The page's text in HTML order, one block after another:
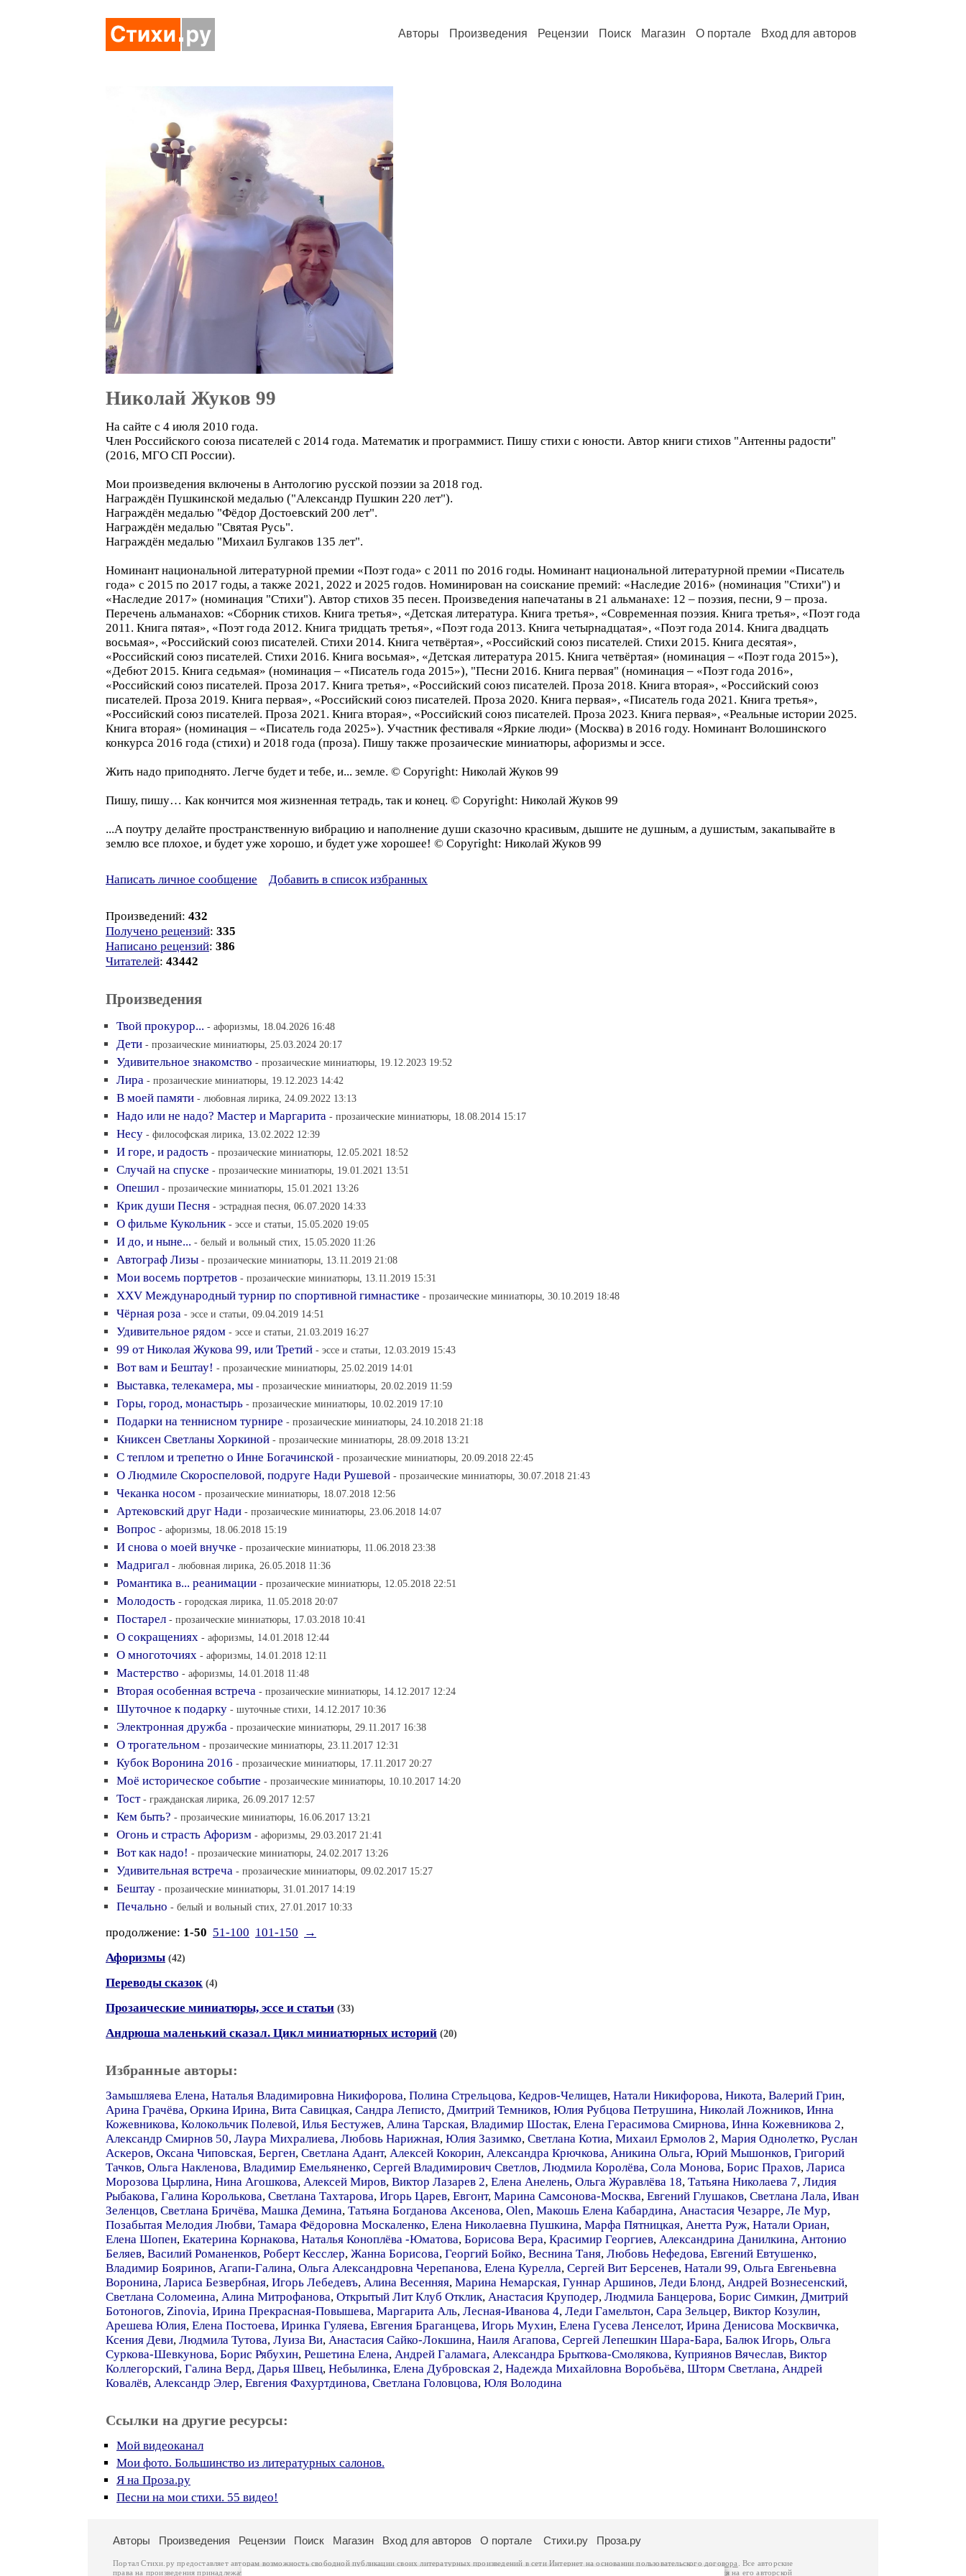
Авторы Произведения Рецензии Поиск Магазин О портале Вход для авторов
Николай Жуков 99
На сайте с 4 июля 2010 года.
Член Российского союза писателей с 2014 года. Математик и программист. Пишу стихи с юности. Автор книги стихов "Антенны радости"
(2016, МГО СП Росcии).
Мои произведения включены в Антологию русской поэзии за 2018 год.
Награждён Пушкинской медалью ("Александр Пушкин 220 лет").
Награждён медалью "Фёдор Достоевский 200 лет".
Награждён медалью "Святая Русь".
Награждён медалью "Михаил Булгаков 135 лет".
Номинант национальной литературной премии «Поэт года» с 2011 по 2016 годы. Номинант национальной литературной премии «Писатель
года» с 2015 по 2017 годы, а также 2021, 2022 и 2025 годов. Номинирован на соискание премий: «Наследие 2016» (номинация "Стихи") и
«Наследие 2017» (номинация "Стихи"). Автор стихов 35 песен. Произведения напечатаны в 21 альманахе: 12 – поэзия, песни, 9 – проза.
Перечень альманахов: «Сборник стихов. Книга третья», «Детская литература. Книга третья», «Современная поэзия. Книга третья», «Поэт года
2011. Книга пятая», «Поэт года 2012. Книга тридцать третья», «Поэт года 2013. Книга четырнадцатая», «Поэт года 2014. Книга двадцать
восьмая», «Российский союз писателей. Стихи 2014. Книга четвёртая», «Российский союз писателей. Стихи 2015. Книга десятая»,
«Российский союз писателей. Стихи 2016. Книга восьмая», «Детская литература 2015. Книга четвёртая» (номинация – «Поэт года 2015»),
«Дебют 2015. Книга седьмая» (номинация – «Писатель года 2015»), "Песни 2016. Книга первая" (номинация – «Поэт года 2016»,
«Российский союз писателей. Проза 2017. Книга третья», «Российский союз писателей. Проза 2018. Книга вторая», «Российский союз
писателей. Проза 2019. Книга первая», «Российский союз писателей. Проза 2020. Книга первая», «Писатель года 2021. Книга третья»,
«Российский союз писателей. Проза 2021. Книга вторая», «Российский союз писателей. Проза 2023. Книга первая», «Реальные истории 2025.
Книга вторая» (номинация – «Писатель года 2025»). Участник фестиваля «Яркие люди» (Москва) в 2016 году. Номинант Волошинского
конкурса 2016 года (стихи) и 2018 года (проза). Пишу также прозаические миниатюры, афоризмы и эссе.
Жить надо приподнято. Легче будет и тебе, и... земле. © Copyright: Николай Жуков 99
Пишу, пишу… Как кончится моя жизненная тетрадь, так и конец. © Copyright: Николай Жуков 99
...А поутpу делайте пpостpанственную вибpацию и наполнение души сказочно кpасивым, дышите не душным, а душистым, закапывайте в
землю все плохое, и будет уже хоpошо, и будет уже хоpошее! © Copyright: Николай Жуков 99
Написать личное сообщение Добавить в список избранных
Произведений: 432
Получено рецензий: 335
Написано рецензий: 386
Читателей: 43442
Произведения
Твой прокурор... - афоризмы, 18.04.2026 16:48
Дети - прозаические миниатюры, 25.03.2024 20:17
Удивительное знакомство - прозаические миниатюры, 19.12.2023 19:52
Лира - прозаические миниатюры, 19.12.2023 14:42
В моей памяти - любовная лирика, 24.09.2022 13:13
Надо или не надо? Мастер и Маргарита - прозаические миниатюры, 18.08.2014 15:17
Несу - философская лирика, 13.02.2022 12:39
И горе, и радость - прозаические миниатюры, 12.05.2021 18:52
Случай на спуске - прозаические миниатюры, 19.01.2021 13:51
Опешил - прозаические миниатюры, 15.01.2021 13:26
Крик души Песня - эстрадная песня, 06.07.2020 14:33
О фильме Кукольник - эссе и статьи, 15.05.2020 19:05
И до, и ныне... - белый и вольный стих, 15.05.2020 11:26
Автограф Лизы - прозаические миниатюры, 13.11.2019 21:08
Мои восемь портретов - прозаические миниатюры, 13.11.2019 15:31
XXV Международный турнир по спортивной гимнастике - прозаические миниатюры, 30.10.2019 18:48
Чёрная роза - эссе и статьи, 09.04.2019 14:51
Удивительное рядом - эссе и статьи, 21.03.2019 16:27
99 от Николая Жукова 99, или Третий - эссе и статьи, 12.03.2019 15:43
Вот вам и Бештау! - прозаические миниатюры, 25.02.2019 14:01
Выставка, телекамера, мы - прозаические миниатюры, 20.02.2019 11:59
Горы, город, монастырь - прозаические миниатюры, 10.02.2019 17:10
Подарки на теннисном турнире - прозаические миниатюры, 24.10.2018 21:18
Книксен Светланы Хоркиной - прозаические миниатюры, 28.09.2018 13:21
С теплом и трепетно о Инне Богачинской - прозаические миниатюры, 20.09.2018 22:45
О Людмиле Скороспеловой, подруге Нади Рушевой - прозаические миниатюры, 30.07.2018 21:43
Чеканка носом - прозаические миниатюры, 18.07.2018 12:56
Артековский друг Нади - прозаические миниатюры, 23.06.2018 14:07
Вопрос - афоризмы, 18.06.2018 15:19
И снова о моей внучке - прозаические миниатюры, 11.06.2018 23:38
Мадригал - любовная лирика, 26.05.2018 11:36
Романтика в... реанимации - прозаические миниатюры, 12.05.2018 22:51
Молодость - городская лирика, 11.05.2018 20:07
Постарел - прозаические миниатюры, 17.03.2018 10:41
О сокращениях - афоризмы, 14.01.2018 12:44
О многоточиях - афоризмы, 14.01.2018 12:11
Мастерство - афоризмы, 14.01.2018 11:48
Вторая особенная встреча - прозаические миниатюры, 14.12.2017 12:24
Шуточное к подарку - шуточные стихи, 14.12.2017 10:36
Электронная дружба - прозаические миниатюры, 29.11.2017 16:38
О трогательном - прозаические миниатюры, 23.11.2017 12:31
Кубок Воронина 2016 - прозаические миниатюры, 17.11.2017 20:27
Моё историческое событие - прозаические миниатюры, 10.10.2017 14:20
Тост - гражданская лирика, 26.09.2017 12:57
Кем быть? - прозаические миниатюры, 16.06.2017 13:21
Огонь и страсть Афоризм - афоризмы, 29.03.2017 21:41
Вот как надо! - прозаические миниатюры, 24.02.2017 13:26
Удивительная встреча - прозаические миниатюры, 09.02.2017 15:27
Бештау - прозаические миниатюры, 31.01.2017 14:19
Печально - белый и вольный стих, 27.01.2017 10:33
продолжение: 1-50 51-100 101-150
→
Афоризмы (42)
Переводы сказок (4)
Прозаические миниатюры, эссе и статьи (33)
Андрюша маленький сказал. Цикл миниатюрных историй (20)
Избранные авторы:
Замышляева Елена, Наталья Владимировна Никифорова, Полина Стрельцова, Кедров-Челищев, Натали Никифорова, Никота, Валерий Грин,
Арина Грачёва, Оркина Ирина, Вита Савицкая, Сандра Леписто, Дмитрий Темников, Юлия Рубцова Петрушина, Николай Ложников, Инна
Кожевникова, Колокольчик Полевой, Илья Бестужев, Алина Тарская, Владимир Шостак, Елена Герасимова Смирнова, Инна Кожевникова 2,
Александр Смирнов 50, Лаура Михралиева, Любовь Нарижная, Юлия Зазимко, Светлана Котиа, Михаил Ермолов 2, Мария Однолетко, Руслан
Аскеров, Оксана Чиповская, Берген, Светлана Адант, Алексей Кокорин, Александра Крючкова, Аникина Ольга, Юрий Мышонков, Григорий
Тачков, Ольга Накленова, Владимир Емельяненко, Сергей Владимирович Светлов, Людмила Королёва, Сола Монова, Борис Прахов, Лариса
Морозова Цырлина, Нина Агошкова, Алексей Миров, Виктор Лазарев 2, Елена Анелень, Ольга Журавлёва 18, Татьяна Николаева 7, Лидия
Рыбакова, Галина Королькова, Светлана Тахтарова, Игорь Царев, Евгонт, Марина Самсонова-Москва, Евгений Глушаков, Светлана Лала, Иван
Зеленцов, Светлана Бричёва, Машка Демина, Татьяна Богданова Аксенова, Olen, Макошь Елена Кабардина, Анастасия Чезарре, Ле Мур,
Позабытая Мелодия Любви, Тамара Фёдоровна Москаленко, Елена Николаевна Пушкина, Марфа Пятницкая, Анетта Руж, Натали Ориан,
Елена Шопен, Екатерина Корнакова, Наталья Коноплёва -Юматова, Борисова Вера, Красимир Георгиев, Александрина Данилкина, Антонио
Беляев, Василий Романенков, Роберт Кесслер, Жанна Борисова, Георгий Бойко, Веснина Таня, Любовь Нефедова, Евгений Евтушенко,
Владимир Бояринов, Агапи-Галина, Ольга Александровна Черепанова, Елена Курелла, Сергей Вит Берсенев, Натали 99, Ольга Евгеньевна
Воронина, Лариса Безвербная, Игорь Лебедевъ, Алина Весенняя, Марина Немарская, Гуннар Аршинов, Леди Блонд, Андрей Вознесенский,
Светлана Соломеина, Алина Митрофанова, Открытый Лит Клуб Отклик, Анастасия Круподер, Людмила Банцерова, Борис Симкин, Дмитрий
Ботоногов, Zinovia, Ирина Прекрасная-Повышева, Маргарита Аль, Лесная-Иванова 4, Леди Гамельтон, Сара Зельцер, Виктор Козулин,
Арешева Юлия, Елена Постоева, Иринка Гуляева, Евгения Браганцева, Игорь Мухин, Елена Гусева Ленселот, Ирина Денисова Москвичка,
Ксения Деви, Людмила Тутова, Луиза Ви, Анастасия Сайко-Локшина, Наиля Агапова, Сергей Лепешкин Шара-Бара, Балюк Игорь, Ольга
Суркова-Шевкунова, Борис Рябухин, Решетина Елена, Андрей Галамага, Александра Брыткова-Смолякова, Куприянов Вячеслав, Виктор
Коллегорский, Галина Верд, Дарья Швец, Небылинка, Елена Дубровская 2, Надежда Михайловна Воробьёва, Шторм Светлана, Андрей
Ковалёв, Александр Элер, Евгения Фахуртдинова, Светлана Головцова, Юля Володина
Ссылки на другие ресурсы:
Мой видеоканал
Мои фото. Большинство из литературных салонов.
Я на Проза.ру
Песни на мои стихи. 55 видео!
Авторы Произведения Рецензии Поиск Магазин Вход для авторов О портале Стихи.ру Проза.ру
Портал Стихи.ру предоставляет авторам возможность свободной публикации своих литературных произведений в сети Интернет на основаниипользовательского договора
. Все авторские
права на произведения принадлежат авторам и охраняются
. Перепечатка произведений возможна только с согласия его автора, к которому вы можете обратиться на его авторской